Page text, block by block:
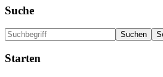
Suche
Starten